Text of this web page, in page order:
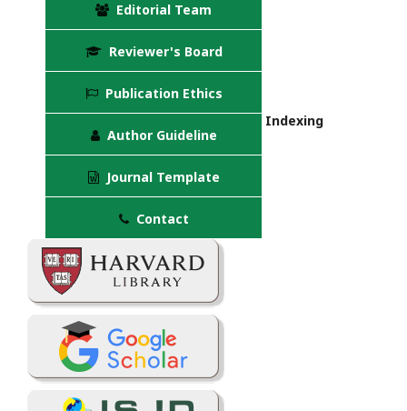
Editorial Team
Reviewer's Board
Publication Ethics
Author Guideline
Journal Template
Contact
Indexing